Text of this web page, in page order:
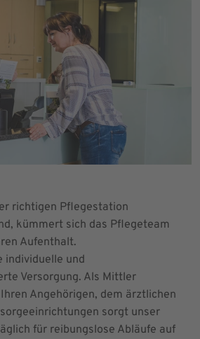
richtigen Pflegestation
kümmert sich das Pflegeteam
Aufenthalt.
individuelle und
Versorgung. Als Mittler
Angehörigen, dem ärztlichen
sorgt unser
für reibungslose Abläufe auf